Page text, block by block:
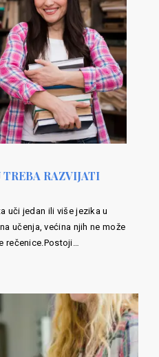
TREBA RAZVIJATI
uči jedan ili više jezika u
učenja, većina njih ne može
rečenice.Postoji…